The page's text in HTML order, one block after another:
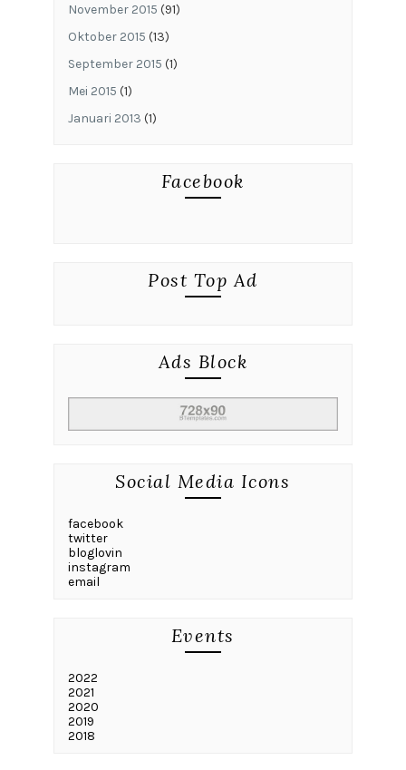
November 2015 (91)
Oktober 2015 (13)
September 2015 (1)
Mei 2015 (1)
Januari 2013 (1)
Facebook
Post Top Ad
Ads Block
Social Media Icons
facebook
twitter
bloglovin
instagram
email
Events
2022
2021
2020
2019
2018